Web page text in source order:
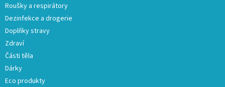
Roušky a respirátory
Dezinfekce a drogerie
Doplňky stravy
Zdraví
Části těla
Dárky
Eco produkty